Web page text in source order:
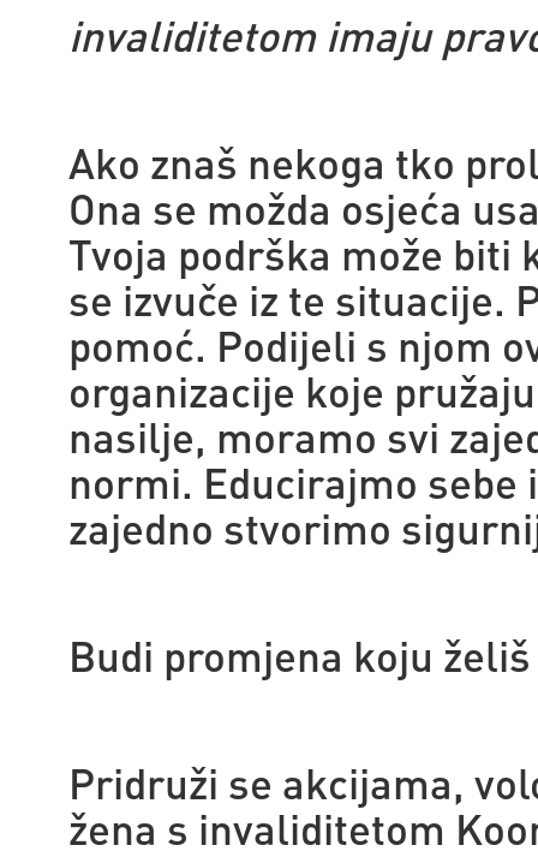
invaliditetom imaju
Ako znaš nekoga tko
Ona se možda osjeća
Tvoja podrška može biti
se izvuče iz te situacije.
pomoć. Podijeli s njom
organizacije koje
nasilje, moramo svi
normi. Educirajmo
zajedno stvorimo
Budi promjena koju
Pridruži se akcijama,
žena s invaliditetom